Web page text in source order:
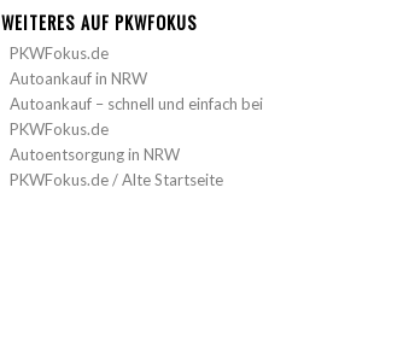
WEITERES AUF PKWFOKUS
PKWFokus.de
Autoankauf in NRW
Autoankauf – schnell und einfach bei
PKWFokus.de
Autoentsorgung in NRW
PKWFokus.de / Alte Startseite